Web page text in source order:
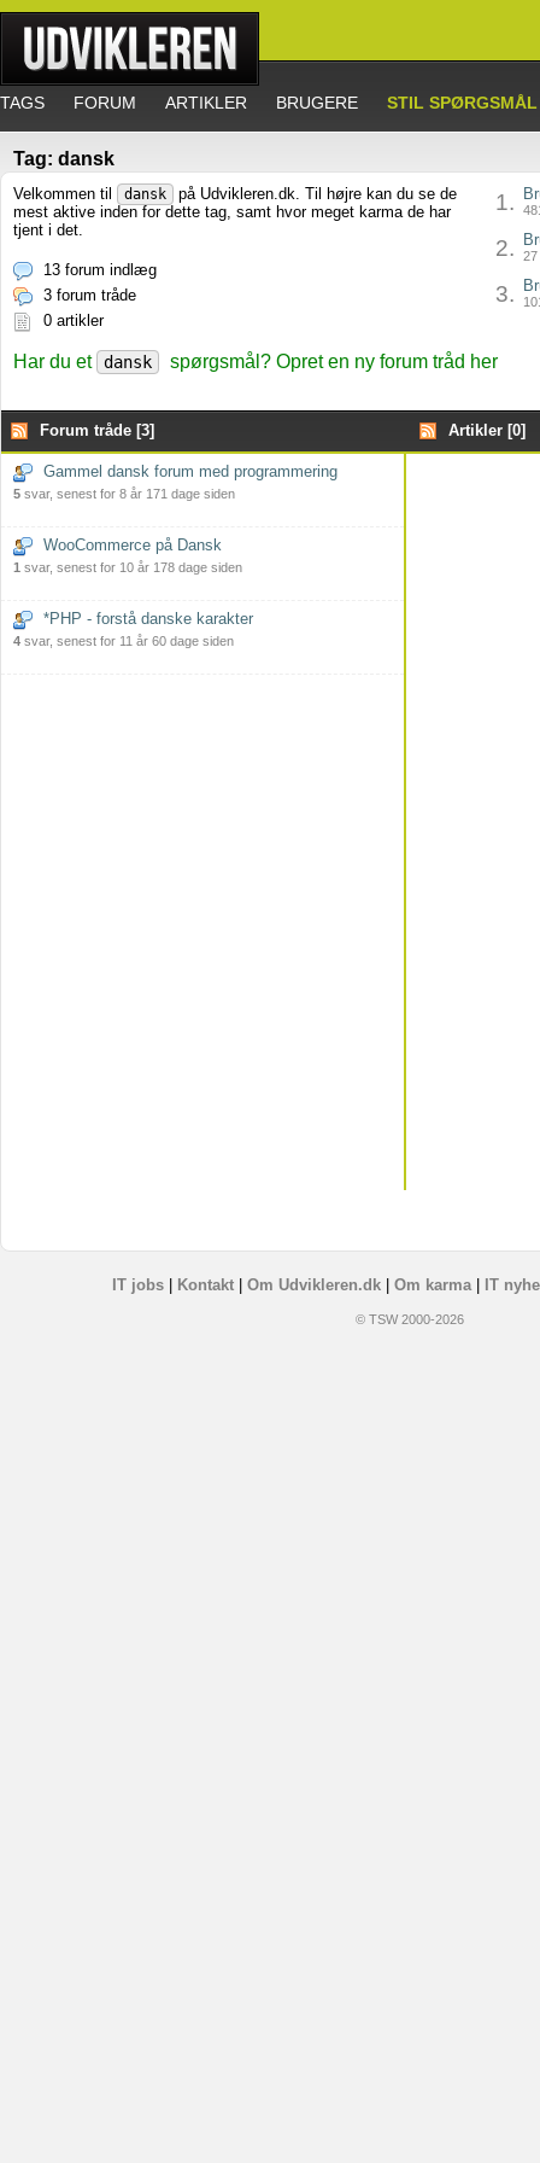
TAGS FORUM ARTIKLER BRUGERE STIL SPØRGSMÅL
Tag: dansk
Velkommen til dansk
på Udvikleren.dk. Til højre kan du se de
mest aktive inden for dette tag, samt hvor meget karma de har
tjent i det.
13 forum indlæg
3 forum tråde
0 artikler
1.
2.
3.
Har du et dansk spørgsmål? Opret en ny forum tråd her
Forum tråde [3] Artikler [0]
Gammel dansk forum med programmering
5 svar, senest for 8 år 171 dage siden
WooCommerce på Dansk
1 svar, senest for 10 år 178 dage siden
*PHP - forstå danske karakter
4 svar, senest for 11 år 60 dage siden
IT jobs| Kontakt| Om Udvikleren.dk| Om karma| IT
© TSW 2000-2026